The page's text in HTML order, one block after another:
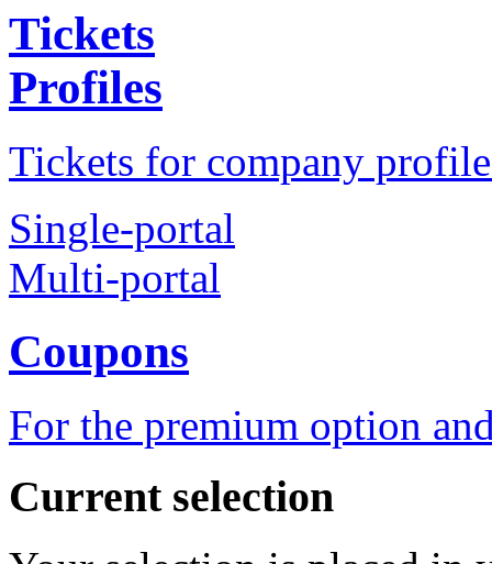
Tickets
Profiles
Tickets for company
Single-portal
Multi-portal
Coupons
For the premium option
Current selection